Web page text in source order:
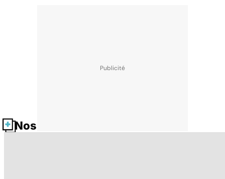
Nos fiches santé